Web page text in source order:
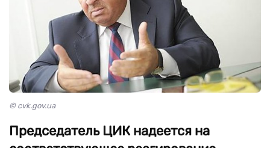
© cvk.gov.ua
Председатель ЦИК надеется на